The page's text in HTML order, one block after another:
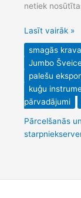
netiek
Lasīt vairāk »
smagās
Jumbo
palešu
kuģu
pārvadājumi
Pārcelšanās